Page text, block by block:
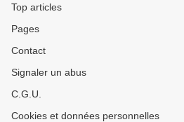
Top articles
Pages
Contact
Signaler un abus
C.G.U.
Cookies et données personnelles